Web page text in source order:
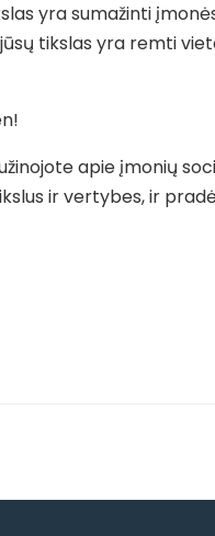
yra sumažinti
jūsų tikslas yra remti
apie įmonių
ir vertybes, ir